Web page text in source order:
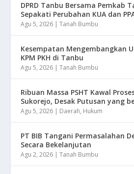
DPRD Tanbu Bersama Pemkab
Sepakati Perubahan KUA dan
Agu 5, 2026 |Tanah Bumbu
Kesempatan Mengembangkan
KPM PKH di Tanbu
Agu 5, 2026 |Tanah Bumbu
Ribuan Massa PSHT Kawal
Sukorejo, Desak Putusan yang
Agu 5, 2026 | Daerah, Hukum
PT BIB Tangani Permasalahan
Secara Bekelanjutan
Agu 2, 2026 |Tanah Bumbu